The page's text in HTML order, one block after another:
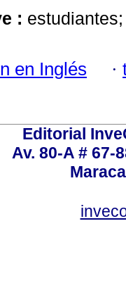
:
en Inglés ·
Editorial
Av. 80-A # 67-